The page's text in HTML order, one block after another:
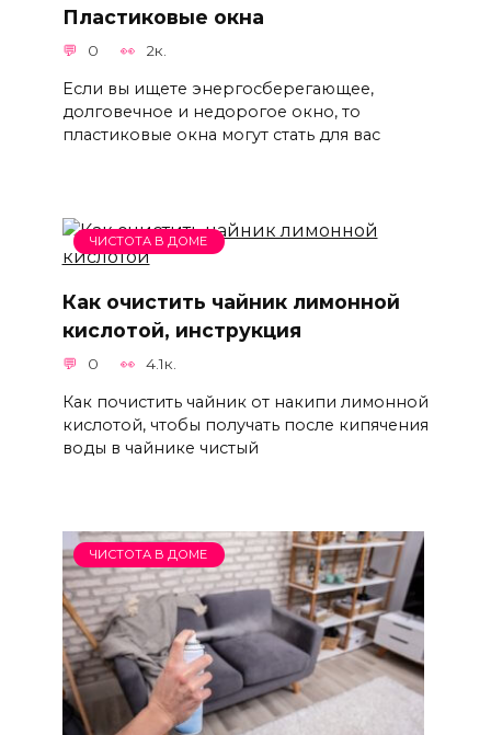
Пластиковые окна
0 2к.
Если вы ищете энергосберегающее,
долговечное и недорогое окно, то
пластиковые окна могут стать для вас
ЧИСТОТА В ДОМЕ
Как очистить чайник лимонной
кислотой, инструкция
0 4.1к.
Как почистить чайник от накипи лимонной
кислотой, чтобы получать после кипячения
воды в чайнике чистый
ЧИСТОТА В ДОМЕ